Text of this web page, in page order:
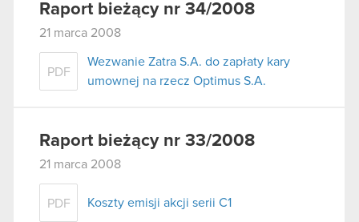
Raport bieżący nr 34/2008
21 marca 2008
PDF
Wezwanie Zatra S.A. do zapłaty kary
umownej na rzecz Optimus S.A.
Raport bieżący nr 33/2008
21 marca 2008
PDF Koszty emisji akcji serii C1